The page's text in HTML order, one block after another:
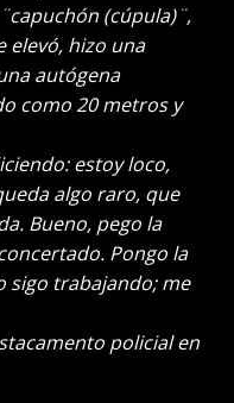
(cúpula)¨,
elevó, hizo una
autógena
como 20 metros y
estoy loco,
algo raro, que
Bueno, pego la
Pongo la
sigo trabajando; me
policial en